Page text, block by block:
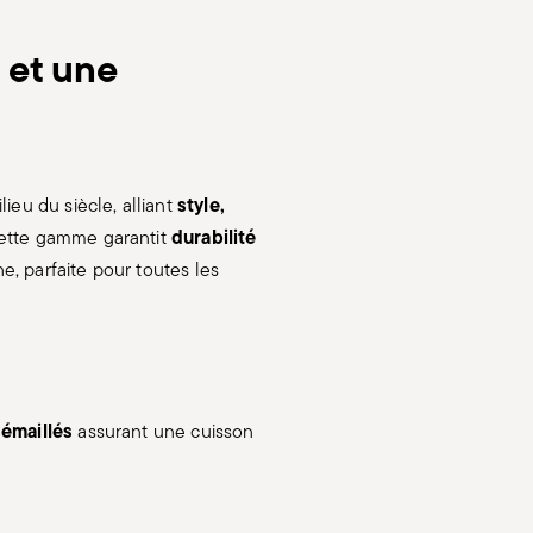
une
du siècle, alliantstyle,
gamme garantitdurabilité
parfaite pour toutes les
assurant une cuisson